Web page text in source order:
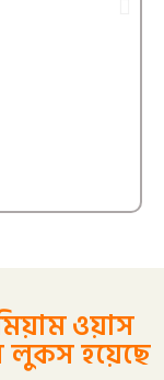
ওয়াস
লুকস হয়েছে